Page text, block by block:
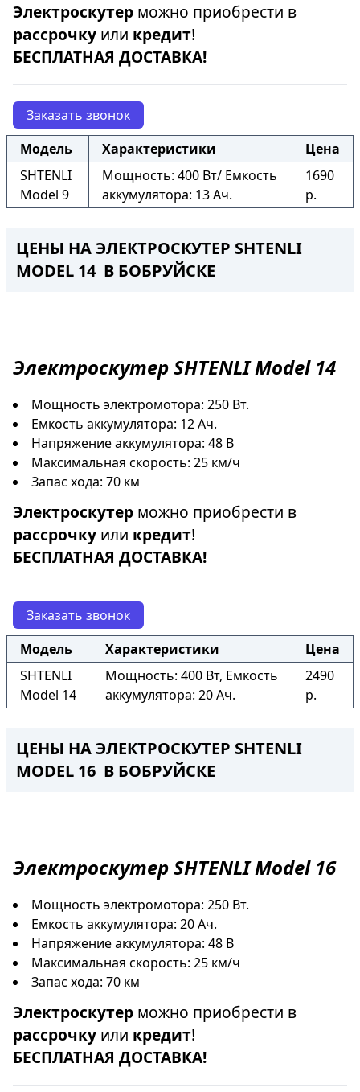
Электроскутер можно приобрести в
рассрочку или кредит!
БЕСПЛАТНАЯ ДОСТАВКА!
Заказать звонок
Модель
Характеристики
Цена
SHTENLI
Model 9
Мощность: 400 Вт/ Емкость
аккумулятора: 13 Ач.
1690
р.
ЦЕНЫ НА ЭЛЕКТРОСКУТЕР SHTENLI
MODEL 14 В БОБРУЙСКЕ
ЭлектроскутерSHTENLI Model 14
Мощность электромотора: 250 Вт.
Емкость аккумулятора: 12 Ач.
Напряжение аккумулятора: 48 В
Максимальная скорость: 25 км/ч
Запас хода: 70 км
Электроскутер можно приобрести в
рассрочку или кредит!
БЕСПЛАТНАЯ ДОСТАВКА!
Заказать звонок
Модель
Характеристики
Цена
SHTENLI
Model 14
Мощность: 400 Вт, Емкость
аккумулятора: 20 Ач.
2490
р.
ЦЕНЫ НА ЭЛЕКТРОСКУТЕР SHTENLI
MODEL 16 В БОБРУЙСКЕ
ЭлектроскутерSHTENLI Model 16
Мощность электромотора: 250 Вт.
Емкость аккумулятора: 20 Ач.
Напряжение аккумулятора: 48 В
Максимальная скорость: 25 км/ч
Запас хода: 70 км
Электроскутер можно приобрести в
рассрочку или кредит!
БЕСПЛАТНАЯ ДОСТАВКА!